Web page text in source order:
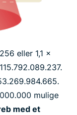
eller 1,1 x
mulige
med et